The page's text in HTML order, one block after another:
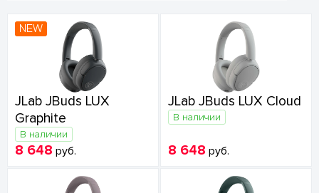
NEW
JLab JBuds LUX
Graphite
В наличии
8 648 руб.
JLab JBuds LUX Cloud
В наличии
8 648 руб.